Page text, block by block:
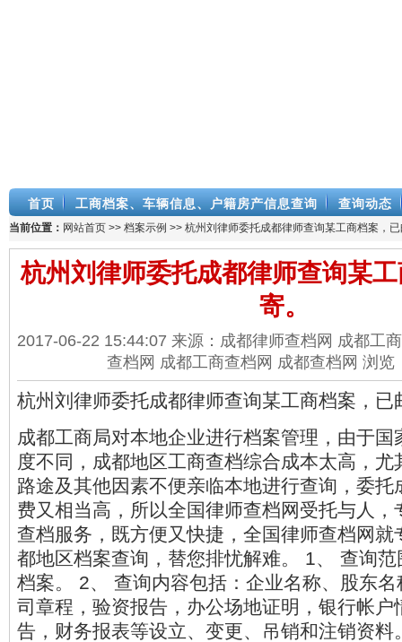
首页 工商档案、车辆信息、户籍房产信息查询 查询动态
当前位置： 网站首页 >> 档案示例 >> 杭州刘律师委托成都律师查询某工商档案，
杭州刘律师委托成都律师查询某
寄。
2017-06-22 15:44:07 来源：成都律师查档网 成都工
查档网 成都工商查档网 成都查档网 浏览
杭州刘律师委托成都律师查询某工商档案，已
成都工商局对本地企业进行档案管理，由于国
度不同，成都地区工商查档综合成本太高，尤
路途及其他因素不便亲临本地进行查询，委托
费又相当高，所以全国律师查档网受托与人，
查档服务，既方便又快捷，全国律师查档网就
都地区档案查询，替您排忧解难。 1、 查询
档案。 2、 查询内容包括：企业名称、股东
司章程，验资报告，办公场地证明，银行帐户
告，财务报表等设立、变更、吊销和注销资料